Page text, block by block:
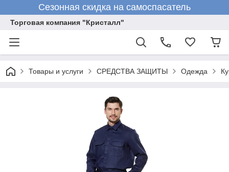
Сезонная скидка на самоспасатель
Торговая компания "Кристалл"
Товары и услуги СРЕДСТВА ЗАЩИТЫ Одежда